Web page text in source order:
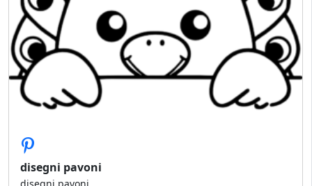
disegni pavoni